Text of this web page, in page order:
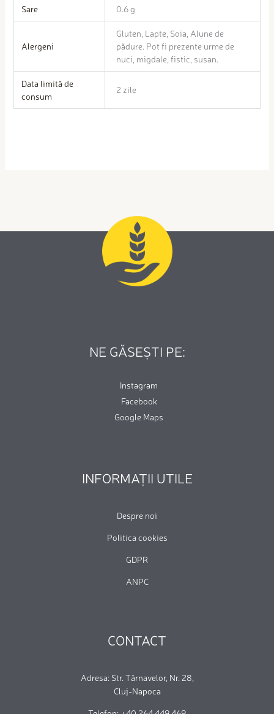
Sare 0.6 g
Alergeni
Gluten, Lapte, Soia, Alune de
pădure. Pot fi prezente urme de
nuci, migdale, fistic, susan.
Data limită de
consum
2 zile
NE GĂSEȘTI PE:
Instagram
Facebook
Google Maps
INFORMAȚII UTILE
Despre noi
Politica cookies
GDPR
ANPC
CONTACT
Adresa: Str. Târnavelor, Nr. 28,
Cluj-Napoca